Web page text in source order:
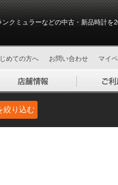
クミュラーなどの中古・新品時計を
めての方へ お問い合わせ マイ
絞り込む